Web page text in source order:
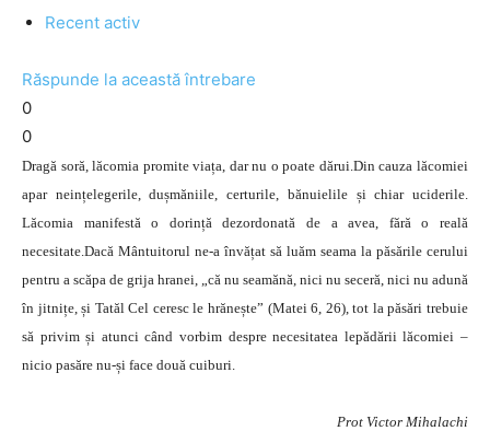
Recent activ
Răspunde la această întrebare
0
0
Dragă soră, lăcomia promite viața, dar nu o poate dărui.Din cauza lăcomiei
apar neințelegerile, dușmăniile, certurile, bănuielile și chiar uciderile.
Lăcomia manifestă o dorință dezordonată de a avea, fără o reală
necesitate.Dacă Mântuitorul ne-a învățat să luăm seama la păsările cerului
pentru a scăpa de grija hranei, „că nu seamănă, nici nu seceră, nici nu adună
în jitnițe, și Tatăl Cel ceresc le hrănește” (Matei 6, 26), tot la păsări trebuie
să privim și atunci când vorbim despre necesitatea lepădării lăcomiei –
nicio pasăre nu-și face două cuiburi.
Prot Victor Mihalachi